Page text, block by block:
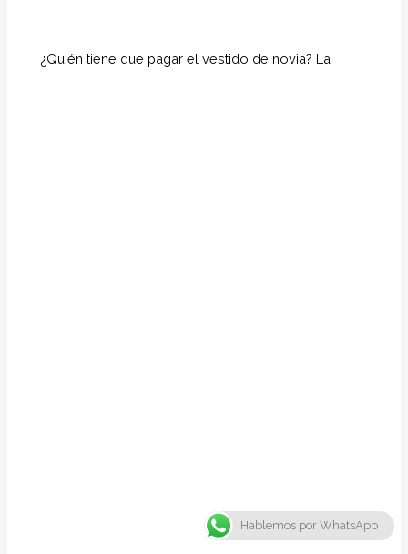
¿Quién tiene que pagar el vestido de novia? La
Hablemos por WhatsApp !